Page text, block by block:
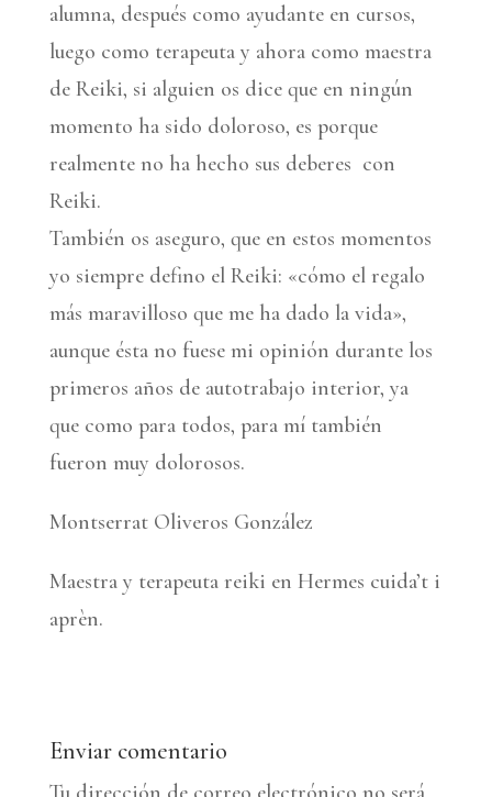
alumna, después como ayudante en cursos,
luego como terapeuta y ahora como maestra
de Reiki, si alguien os dice que en ningún
momento ha sido doloroso, es porque
realmente no ha hecho sus deberes con
Reiki.
También os aseguro, que en estos momentos
yo siempre defino el Reiki: «cómo el regalo
más maravilloso que me ha dado la vida»,
aunque ésta no fuese mi opinión durante los
primeros años de autotrabajo interior, ya
que como para todos, para mí también
fueron muy dolorosos.
Montserrat Oliveros González
Maestra y terapeuta reiki en Hermes cuida’t i
aprèn.
Enviar comentario